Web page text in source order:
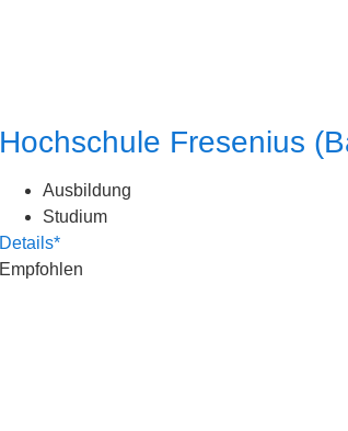
Hochschule Fresenius
Ausbildung
Studium
Details*
Empfohlen